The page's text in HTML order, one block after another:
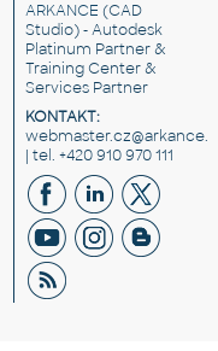
ARKANCE (CAD
Studio) - Autodesk
Platinum Partner &
Training Center &
Services Partner
KONTAKT:
| tel. +420 910 970 111